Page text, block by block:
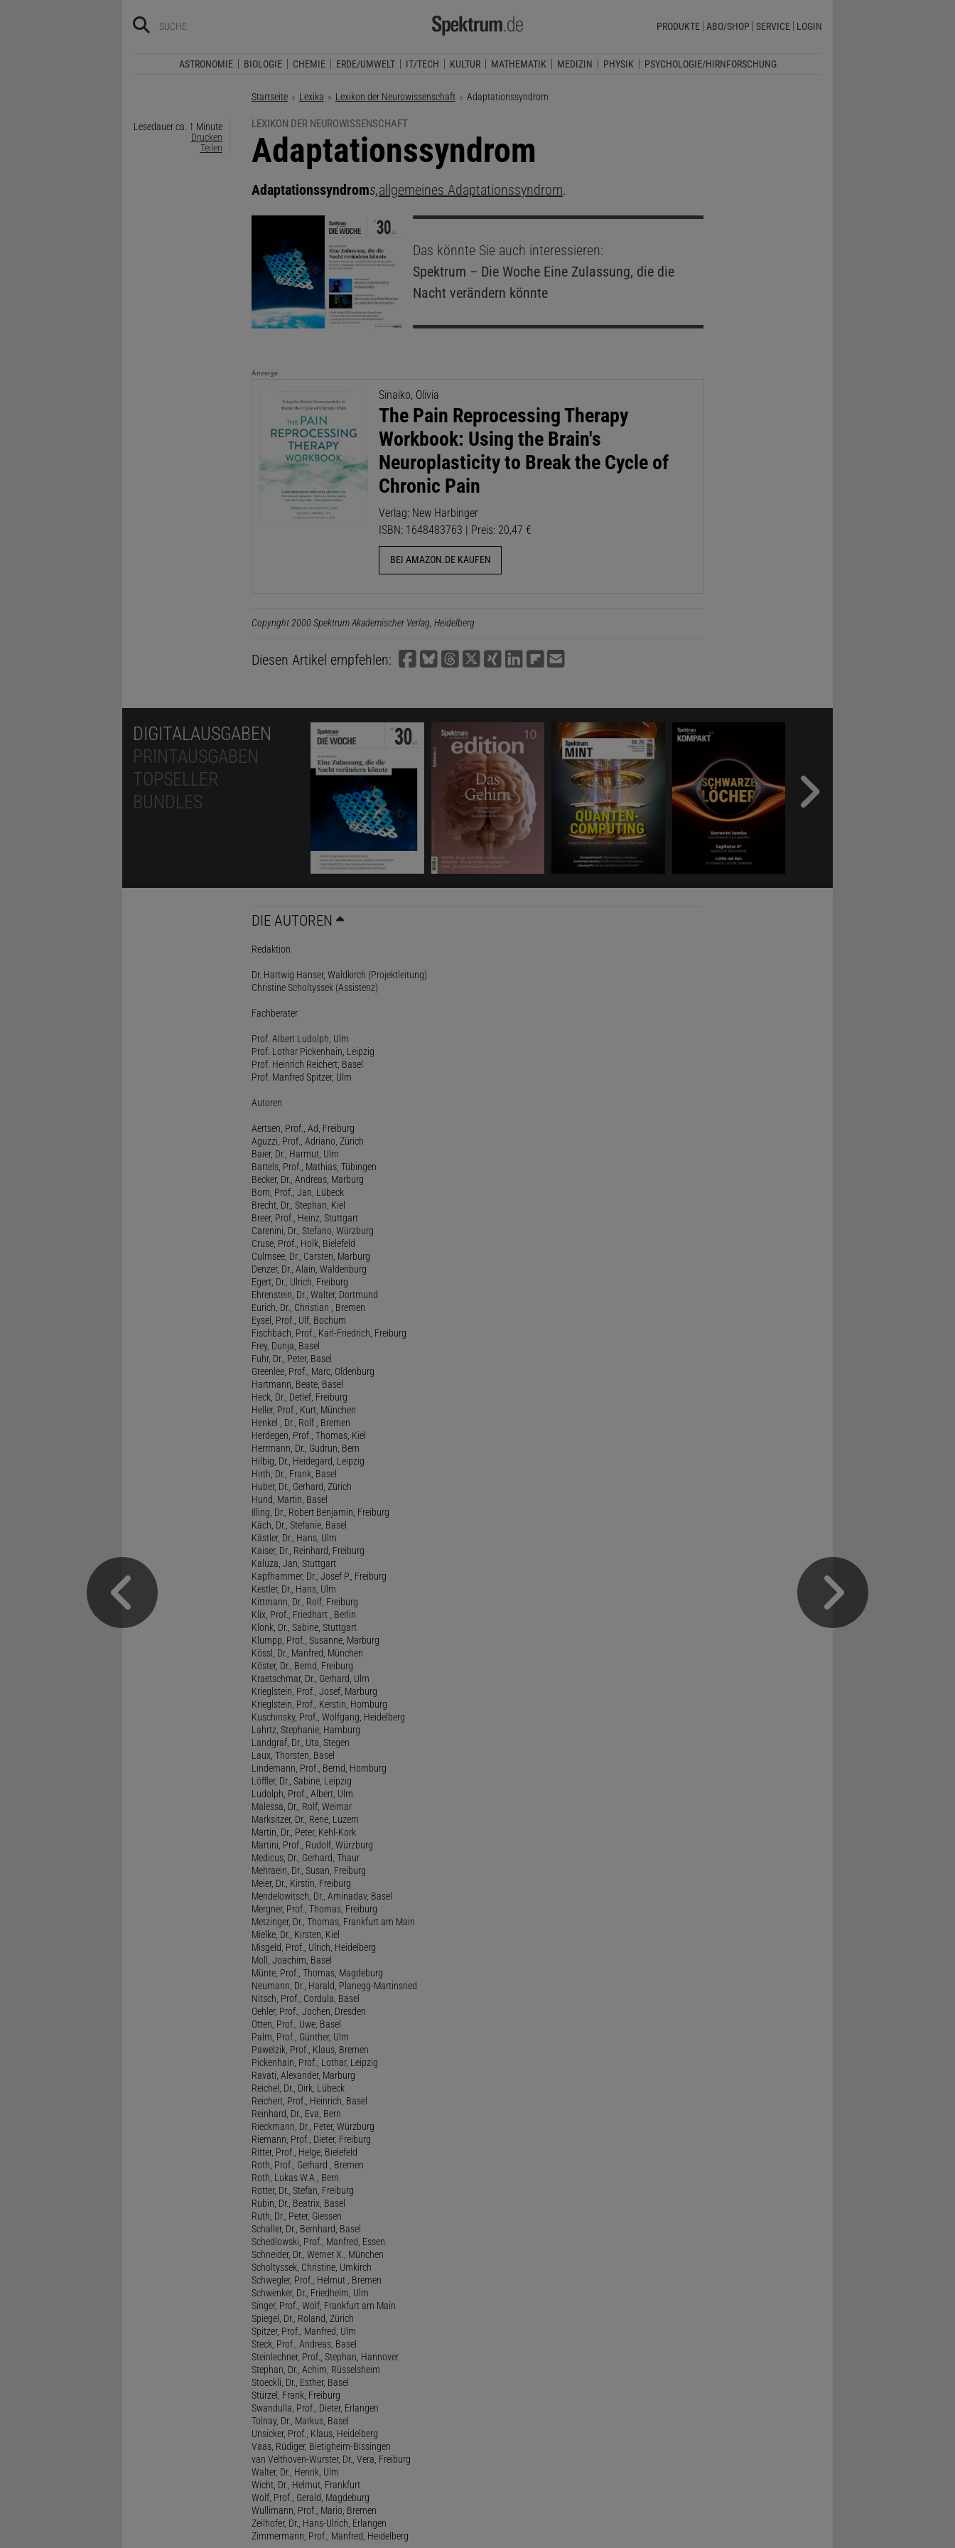
PRODUKTE ABO/SHOP SERVICE LOGIN
ASTRONOMIE BIOLOGIE CHEMIE ERDE/UMWELT IT/TECH KULTUR MATHEMATIK MEDIZIN PHYSIK PSYCHOLOGIE/HIRNFORSCHUNG
Startseite Lexika Lexikon der Neurowissenschaft Aktuelle Seite:
Adaptationssyndrom
Lesedauer ca. 1 Minute
Drucken
Teilen
LEXIKON DER NEUROWISSENSCHAFT
:
Adaptationssyndrom
Adaptationssyndroms,allgemeines Adaptationssyndrom.
Das könnte Sie auch interessieren:
Spektrum – Die WocheEine Zulassung, die die
Nacht verändern könnte
Anzeige
Sinaiko, Olivia
The Pain Reprocessing Therapy
Workbook: Using the Brain's
Neuroplasticity to Break the Cycle of
Chronic Pain
Verlag: New Harbinger
ISBN: 1648483763 | Preis: 20,47 €
BEI AMAZON.DE KAUFEN
Copyright 2000 Spektrum Akademischer Verlag, Heidelberg
Diesen Artikel empfehlen:
DIGITALAUSGABEN
PRINTAUSGABEN
TOPSELLER
BUNDLES
DIE AUTOREN
Redaktion
Dr. Hartwig Hanser, Waldkirch (Projektleitung)
Christine Scholtyssek (Assistenz)
Fachberater
Prof. Albert Ludolph, Ulm
Prof. Lothar Pickenhain, Leipzig
Prof. Heinrich Reichert, Basel
Prof. Manfred Spitzer, Ulm
Autoren
Aertsen, Prof., Ad, Freiburg
Aguzzi, Prof., Adriano, Zürich
Baier, Dr., Harmut, Ulm
Bartels, Prof., Mathias, Tübingen
Becker, Dr., Andreas, Marburg
Born, Prof., Jan, Lübeck
Brecht, Dr., Stephan, Kiel
Breer, Prof., Heinz, Stuttgart
Carenini, Dr., Stefano, Würzburg
Cruse, Prof., Holk, Bielefeld
Culmsee, Dr., Carsten, Marburg
Denzer, Dr., Alain, Waldenburg
Egert, Dr., Ulrich, Freiburg
Ehrenstein, Dr., Walter, Dortmund
Eurich, Dr., Christian , Bremen
Eysel, Prof., Ulf, Bochum
Fischbach, Prof., Karl-Friedrich, Freiburg
Frey, Dunja, Basel
Fuhr, Dr., Peter, Basel
Greenlee, Prof., Marc, Oldenburg
Hartmann, Beate, Basel
Heck, Dr., Detlef, Freiburg
Heller, Prof., Kurt, München
Henkel , Dr., Rolf , Bremen
Herdegen, Prof., Thomas, Kiel
Herrmann, Dr., Gudrun, Bern
Hilbig, Dr., Heidegard, Leipzig
Hirth, Dr., Frank, Basel
Huber, Dr., Gerhard, Zürich
Hund, Martin, Basel
Illing, Dr., Robert Benjamin, Freiburg
Käch, Dr., Stefanie, Basel
Kästler, Dr., Hans, Ulm
Kaiser, Dr., Reinhard, Freiburg
Kaluza, Jan, Stuttgart
Kapfhammer, Dr., Josef P., Freiburg
Kestler, Dr., Hans, Ulm
Kittmann, Dr., Rolf, Freiburg
Klix, Prof., Friedhart , Berlin
Klonk, Dr., Sabine, Stuttgart
Klumpp, Prof., Susanne, Marburg
Kössl, Dr., Manfred, München
Köster, Dr., Bernd, Freiburg
Kraetschmar, Dr., Gerhard, Ulm
Krieglstein, Prof., Josef, Marburg
Krieglstein, Prof., Kerstin, Homburg
Kuschinsky, Prof., Wolfgang, Heidelberg
Lahrtz, Stephanie, Hamburg
Landgraf, Dr., Uta, Stegen
Laux, Thorsten, Basel
Lindemann, Prof., Bernd, Homburg
Löffler, Dr., Sabine, Leipzig
Ludolph, Prof., Albert, Ulm
Malessa, Dr., Rolf, Weimar
Marksitzer, Dr., Rene, Luzern
Martin, Dr., Peter, Kehl-Kork
Martini, Prof., Rudolf, Würzburg
Medicus, Dr., Gerhard, Thaur
Mehraein, Dr., Susan, Freiburg
Meier, Dr., Kirstin, Freiburg
Mendelowitsch, Dr., Aminadav, Basel
Mergner, Prof., Thomas, Freiburg
Metzinger, Dr., Thomas, Frankfurt am Main
Mielke, Dr., Kirsten, Kiel
Misgeld, Prof., Ulrich, Heidelberg
Moll, Joachim, Basel
Münte, Prof., Thomas, Magdeburg
Neumann, Dr., Harald, Planegg-Martinsried
Nitsch, Prof., Cordula, Basel
Oehler, Prof., Jochen, Dresden
Otten, Prof., Uwe, Basel
Palm, Prof., Günther, Ulm
Pawelzik, Prof., Klaus, Bremen
Pickenhain, Prof., Lothar, Leipzig
Ravati, Alexander, Marburg
Reichel, Dr., Dirk, Lübeck
Reichert, Prof., Heinrich, Basel
Reinhard, Dr., Eva, Bern
Rieckmann, Dr., Peter, Würzburg
Riemann, Prof., Dieter, Freiburg
Ritter, Prof., Helge, Bielefeld
Roth, Prof., Gerhard , Bremen
Roth, Lukas W.A., Bern
Rotter, Dr., Stefan, Freiburg
Rubin, Dr., Beatrix, Basel
Ruth, Dr., Peter, Giessen
Schaller, Dr., Bernhard, Basel
Schedlowski, Prof., Manfred, Essen
Schneider, Dr., Werner X., München
Scholtyssek, Christine, Umkirch
Schwegler, Prof., Helmut , Bremen
Schwenker, Dr., Friedhelm, Ulm
Singer, Prof., Wolf, Frankfurt am Main
Spiegel, Dr., Roland, Zürich
Spitzer, Prof., Manfred, Ulm
Steck, Prof., Andreas, Basel
Steinlechner, Prof., Stephan, Hannover
Stephan, Dr., Achim, Rüsselsheim
Stoeckli, Dr., Esther, Basel
Stürzel, Frank, Freiburg
Swandulla, Prof., Dieter, Erlangen
Tolnay, Dr., Markus, Basel
Unsicker, Prof., Klaus, Heidelberg
Vaas, Rüdiger, Bietigheim-Bissingen
van Velthoven-Wurster, Dr., Vera, Freiburg
Walter, Dr., Henrik, Ulm
Wicht, Dr., Helmut, Frankfurt
Wolf, Prof., Gerald, Magdeburg
Wullimann, Prof., Mario, Bremen
Zeilhofer, Dr., Hans-Ulrich, Erlangen
Zimmermann, Prof., Manfred, Heidelberg